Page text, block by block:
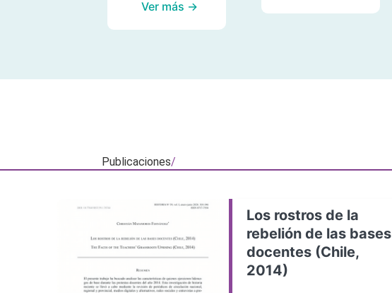
Ver más →
Publicaciones/
Los rostros de la
rebelión de las bases
docentes (Chile,
2014)